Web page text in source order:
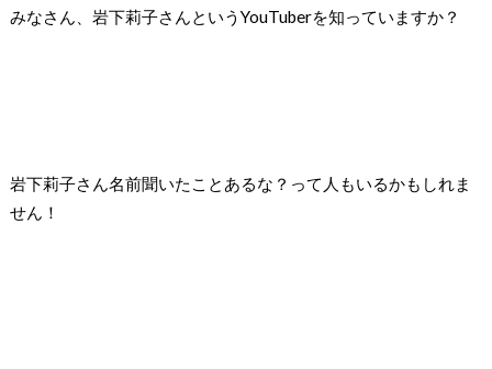
みなさん、岩下莉子さんというYouTuberを知っていますか？
岩下莉子さん名前聞いたことあるな？ って人もいるかもしれま
せん！